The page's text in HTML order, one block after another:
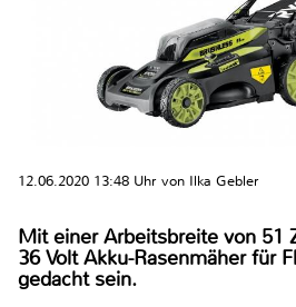
12.06.2020 13:48 Uhr von Ilka Gebler
Mit einer Arbeitsbreite von 51
36 Volt Akku-Rasenmäher für
gedacht sein.